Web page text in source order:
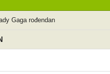
Gaga rođendan